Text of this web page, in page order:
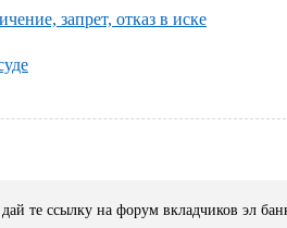
запрет, отказ в иске
дай те ссылку на форум вкладчиков эл